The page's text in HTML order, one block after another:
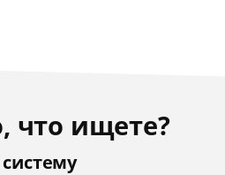
что ищете?